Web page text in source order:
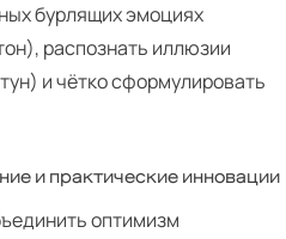
бурлящих эмоциях
распознать иллюзии
и чётко сформулировать
и практические инновации
оптимизм